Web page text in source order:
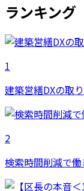
ランキング
1
建築営繕DXの取
2
検索時間削減で